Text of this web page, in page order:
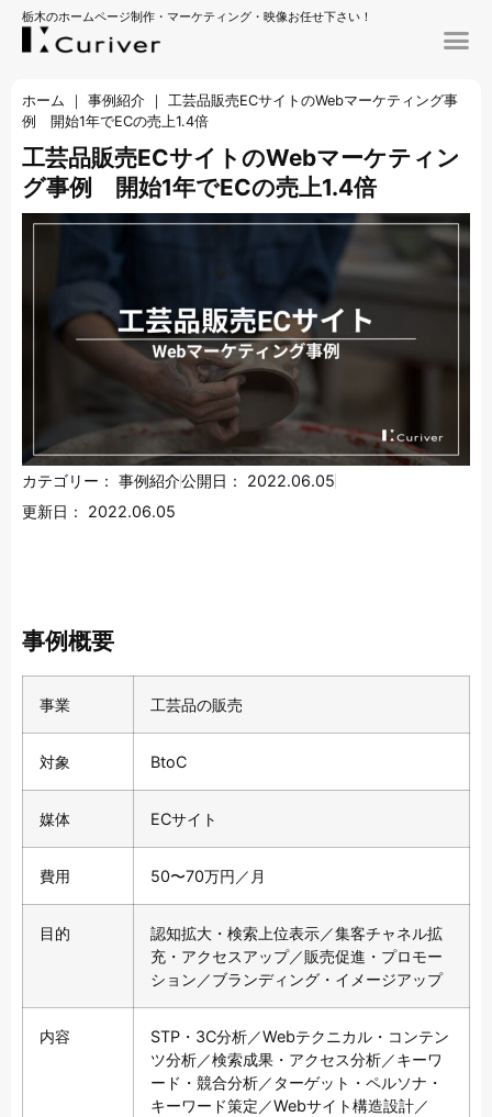
栃木のホームページ制作・マーケティング・映像お任せ下さい！
ホーム ｜ 事例紹介 ｜
工芸品販売ECサイトのWebマーケティング事
例 開始1年でECの売上1.4倍
工芸品販売ECサイトのWebマーケティン
グ事例 開始1年でECの売上1.4倍
カテゴリー： 事例紹介公開日：
2022.06.05
更新日：
2022.06.05
事例概要
事業 工芸品の販売
対象 BtoC
媒体 ECサイト
費用 50〜70万円／月
目的
認知拡大・検索上位表示／集客チャネル拡
充・アクセスアップ／販売促進・プロモー
ション／ブランディング・イメージアップ
内容
STP・3C分析／Webテクニカル・コンテン
ツ分析／検索成果・アクセス分析／キーワ
ード・競合分析／ターゲット・ペルソナ・
キーワード策定／Webサイト構造設計／